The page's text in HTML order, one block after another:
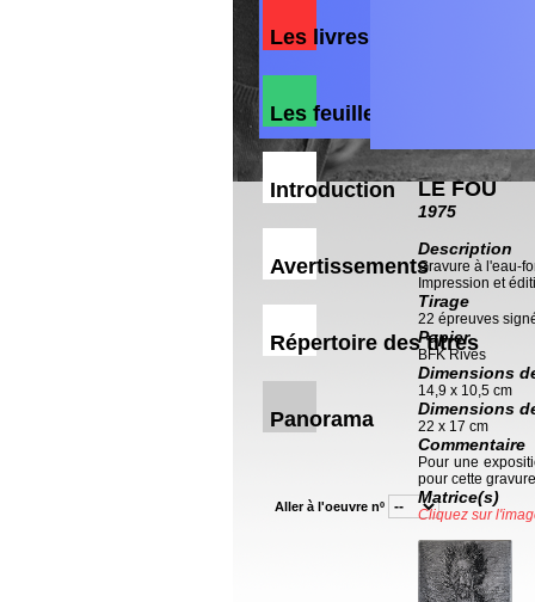
Les livres
Les feuillets poétiques
Introduction
Avertissements
Répertoire des titres
Panorama
Aller à l'oeuvre nº
LE FOU
1975
Description
Gravure à l'eau-
Impression et
Tirage
22 épreuves
Papier
BFK Rives
Dimensions
14,9 x 10,5 cm
Dimensions
22 x 17 cm
Commentaire
Pour une
pour cette
Matrice(s)
Cliquez sur